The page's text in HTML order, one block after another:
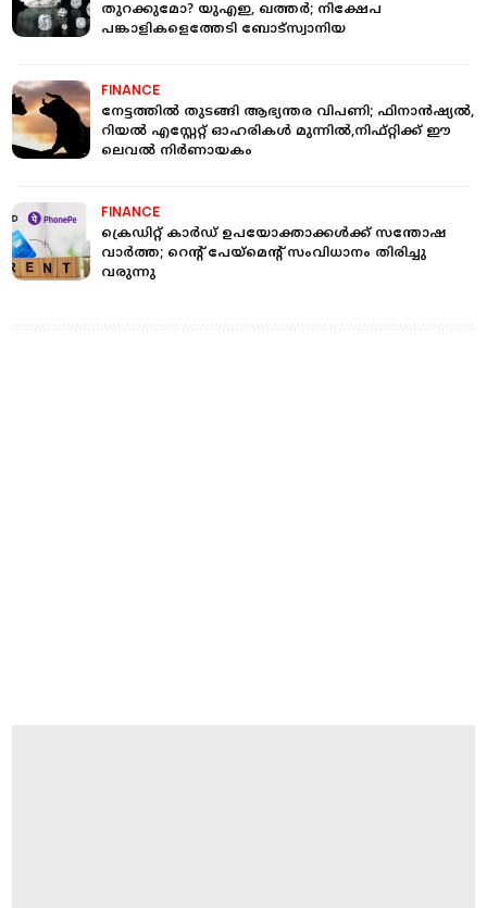
തുറക്കുമോ? യുഎഇ, ഖത്തർ; നിക്ഷേപ
പങ്കാളികളെത്തേടി ബോട്സ്വാനിയ
FINANCE
നേട്ടത്തിൽ തുടങ്ങി ആഭ്യന്തര വിപണി; ഫിനാൻഷ്യൽ,
റിയൽ എസ്റ്റേറ്റ് ഓഹരികൾ മുന്നിൽ,നിഫ്റ്റിക്ക് ഈ
ലെവൽ നിർണായകം
FINANCE
ക്രെഡിറ്റ് കാർഡ് ഉപയോക്താക്കൾക്ക് സന്തോഷ
വാർത്ത; റെന്റ് പേയ്മെന്റ് സംവിധാനം തിരിച്ചു
വരുന്നു